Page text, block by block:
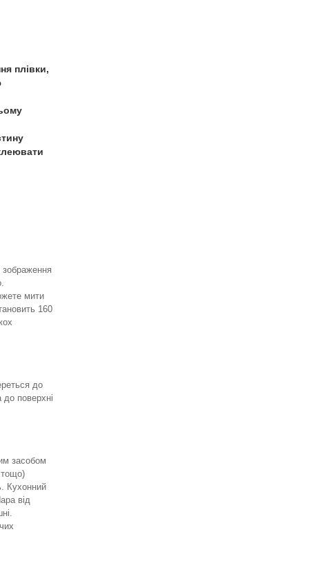
плівки,
зображення
мити
160
до
поверхні
засобом
тощо)
Кухонний
від